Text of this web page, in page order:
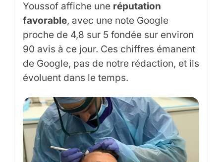
Youssof affiche une réputation
favorable, avec une note Google
proche de 4,8 sur 5 fondée sur environ
90 avis à ce jour. Ces chiffres émanent
de Google, pas de notre rédaction, et ils
évoluent dans le temps.